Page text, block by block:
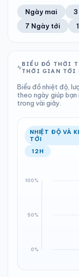
25°C
0.12 mm
Tổng cả ngày
11
Chỉ số UV
24°C
Ổn định
Trung bình ngày
TIA UV
LƯỢNG MƯA
0 mm
Tổng cả ngày
Ổn định
Ngày mai
7 Ngày tới
BIỂU ĐỒ THỜI
THỜI GIAN TỚI
Biểu đồ nhiệt độ,
theo ngày giúp bạn
trong vài giây.
NHIỆT ĐỘ VÀ
TỚI
12H